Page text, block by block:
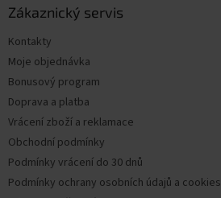
Zákaznický servis
Kontakty
Moje objednávka
Bonusový program
Doprava a platba
Vrácení zboží a reklamace
Obchodní podmínky
Podmínky vrácení do 30 dnů
Podmínky ochrany osobních údajů a cookies